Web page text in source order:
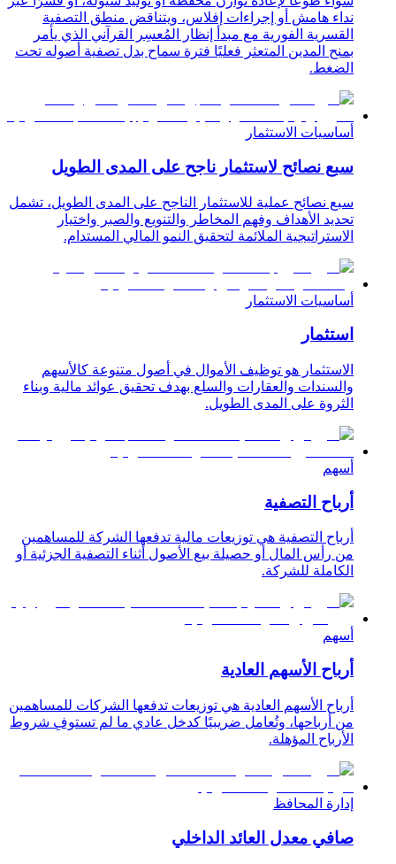
نداء هامش أو إجراءات إفلاس، ويتناقض منطق التصفية
القسرية الفورية مع مبدأ إنظار المُعسِر القرآني الذي يأمر
بمنح المدين المتعثر فعليًا فترة سماح بدل تصفية أصوله تحت
الضغط.
أساسيات الاستثمار
سبع نصائح لاستثمار ناجح على المدى الطويل
سبع نصائح عملية للاستثمار الناجح على المدى الطويل، تشمل
تحديد الأهداف وفهم المخاطر والتنويع والصبر واختيار
الاستراتيجية الملائمة لتحقيق النمو المالي المستدام.
أساسيات الاستثمار
استثمار
الاستثمار هو توظيف الأموال في أصول متنوعة كالأسهم
والسندات والعقارات والسلع بهدف تحقيق عوائد مالية وبناء
الثروة على المدى الطويل.
أسهم
أرباح التصفية
أرباح التصفية هي توزيعات مالية تدفعها الشركة للمساهمين
من رأس المال أو حصيلة بيع الأصول أثناء التصفية الجزئية أو
الكاملة للشركة.
أسهم
أرباح الأسهم العادية
أرباح الأسهم العادية هي توزيعات تدفعها الشركات للمساهمين
من أرباحها، وتُعامل ضريبيًا كدخل عادي ما لم تستوفِ شروط
الأرباح المؤهلة.
إدارة المحافظ
صافي معدل العائد الداخلي